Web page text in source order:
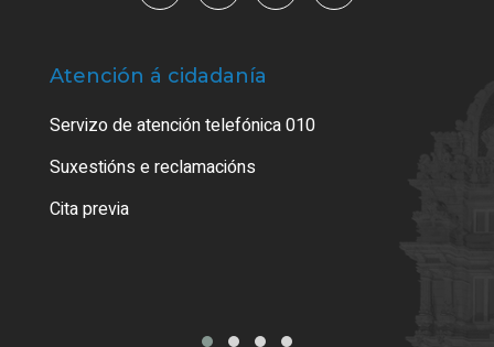
Atención á cidadanía
Servizo de atención telefónica 010
Suxestións e reclamacións
Cita previa